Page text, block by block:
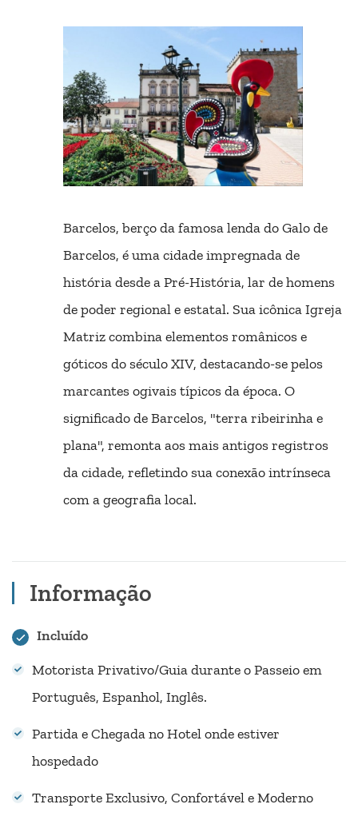
Barcelos, berço da famosa lenda do Galo de
Barcelos, é uma cidade impregnada de
história desde a Pré-História, lar de homens
de poder regional e estatal. Sua icônica Igreja
Matriz combina elementos românicos e
góticos do século XIV, destacando-se pelos
marcantes ogivais típicos da época. O
significado de Barcelos, "terra ribeirinha e
plana", remonta aos mais antigos registros
da cidade, refletindo sua conexão intrínseca
com a geografia local.
Informação
Incluído
Motorista Privativo/Guia durante o Passeio em
Português, Espanhol, Inglês.
Partida e Chegada no Hotel onde estiver
hospedado
Transporte Exclusivo, Confortável e Moderno